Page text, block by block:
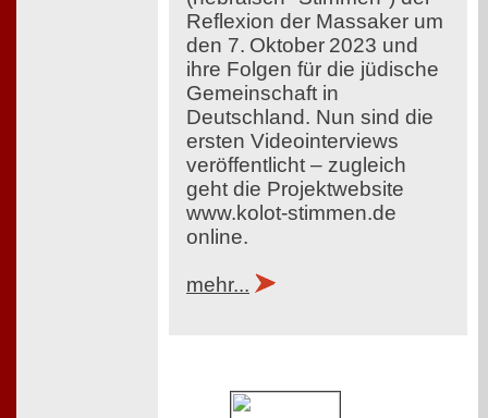
Reflexion der Massaker um
den 7. Oktober 2023 und
ihre Folgen für die jüdische
Gemeinschaft in
Deutschland. Nun sind die
ersten Videointerviews
veröffentlicht – zugleich
geht die Projektwebsite
www.kolot-stimmen.de
online.
mehr...